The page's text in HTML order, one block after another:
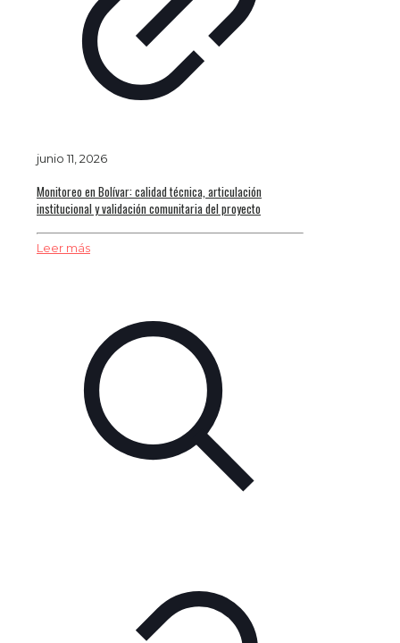
junio 11, 2026
Monitoreo en Bolívar: calidad técnica, articulación
institucional y validación comunitaria del proyecto
Leer más